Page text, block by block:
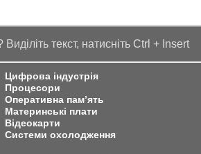
текст, натисніть Ctrl + Insert
Цифрова індустрія
Процесори
Оперативна пам’ять
Материнські плати
Відеокарти
Системи охолодження